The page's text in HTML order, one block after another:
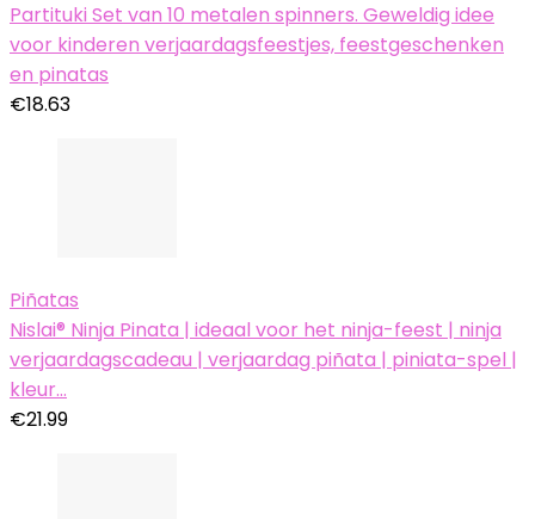
Partituki Set van 10 metalen spinners. Geweldig idee
voor kinderen verjaardagsfeestjes, feestgeschenken
en pinatas
€18.63
Piñatas
Nislai® Ninja Pinata | ideaal voor het ninja-feest | ninja
verjaardagscadeau | verjaardag piñata | piniata-spel |
kleur…
€21.99